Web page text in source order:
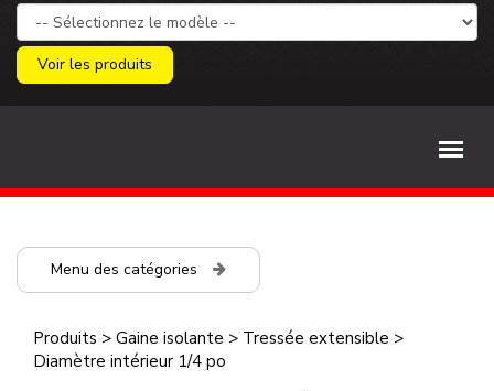
Voir les produits
Menu des catégories
Produits > Gaine isolante > Tressée extensible >
Diamètre intérieur 1/4 po